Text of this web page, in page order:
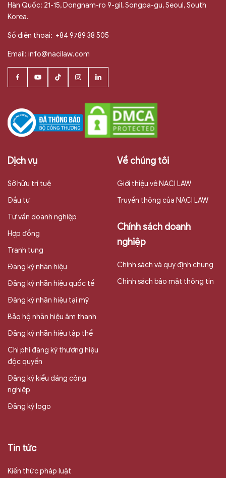
Hàn Quốc: 21-15, Dongnam-ro 9-gil, Songpa-gu, Seoul, South
Korea.
Số điện thoại: +84 9789 38 505
Email: info@nacilaw.com
Dịch vụ
Sở hữu trí tuệ
Đầu tư
Tư vấn doanh nghiệp
Hợp đồng
Tranh tụng
Đăng ký nhãn hiệu
Đăng ký nhãn hiệu quốc tế
Đăng ký nhãn hiệu tại mỹ
Bảo hộ nhãn hiệu âm thanh
Đăng ký nhãn hiệu tập thể
Chi phí đăng ký thương hiệu
độc quyền
Đăng ký kiểu dáng công
nghiệp
Đăng ký logo
Về chúng tôi
Giới thiệu vê NACI LAW
Truyền thông của NACI LAW
Chính sách doanh
nghiệp
Chính sách và quy định chung
Chính sách bảo mật thông tin
Tin tức
Kiến thức pháp luật